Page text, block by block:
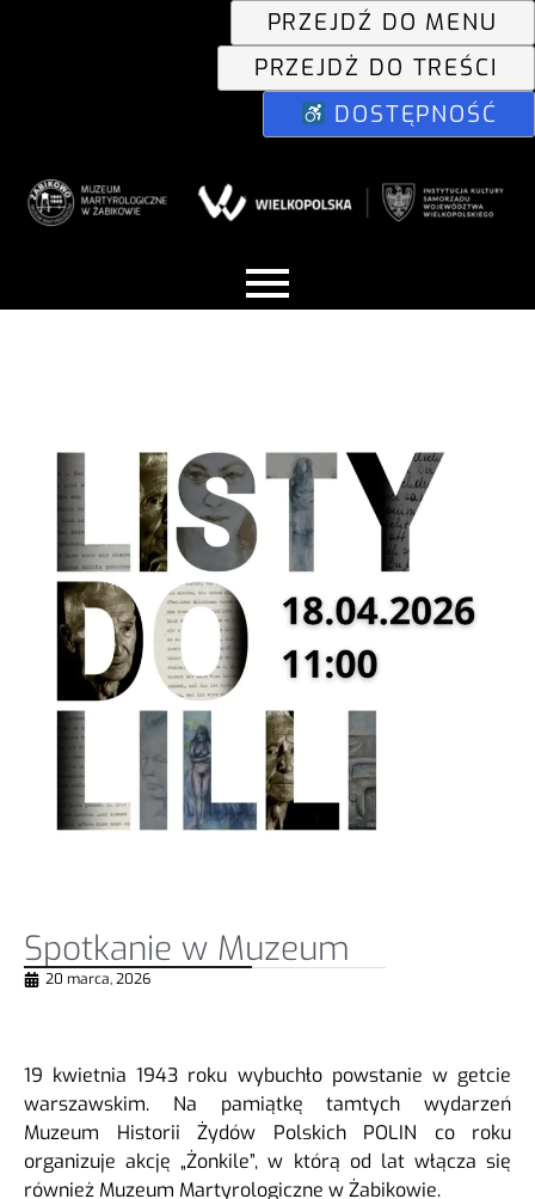
PRZEJDŹ DO MENU
PRZEJDŻ DO TREŚCI
DOSTĘPNOŚĆ
Spotkanie w Muzeum
20 marca, 2026
19 kwietnia 1943 roku wybuchło powstanie w getcie
warszawskim. Na pamiątkę tamtych wydarzeń
Muzeum Historii Żydów Polskich POLIN co roku
organizuje akcję „Żonkile”, w którą od lat włącza się
również Muzeum Martyrologiczne w Żabikowie.